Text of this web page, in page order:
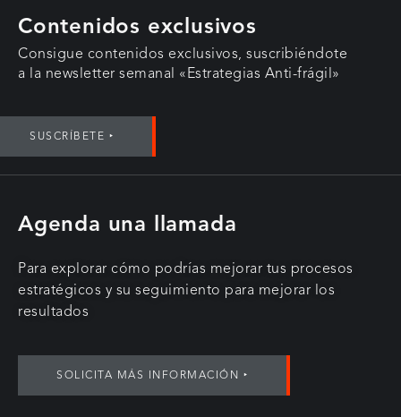
Contenidos exclusivos
Consigue contenidos exclusivos, suscribiéndote
a la newsletter semanal «Estrategias Anti-frágil»
SUSCRÍBETE ‣
Agenda una llamada
Para explorar cómo podrías mejorar tus procesos
estratégicos y su seguimiento para mejorar los
resultados
SOLICITA MÁS INFORMACIÓN ‣